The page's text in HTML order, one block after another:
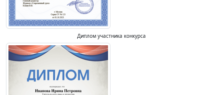
Диплом участника конкурса